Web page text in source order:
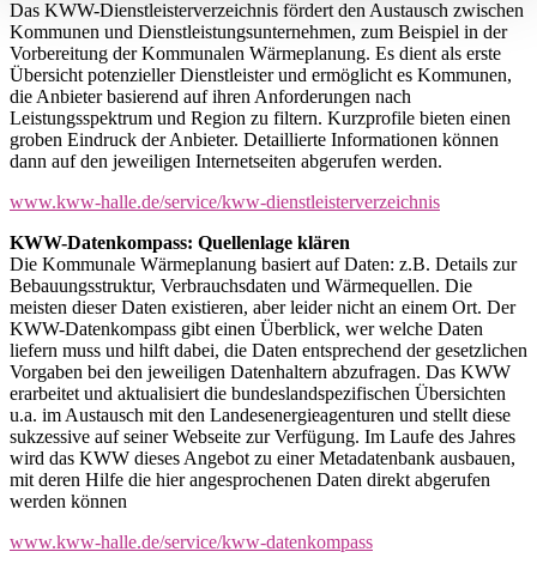
Das KWW-Dienstleisterverzeichnis fördert den Austausch zwischen
Kommunen und Dienstleistungsunternehmen, zum Beispiel in der
Vorbereitung der Kommunalen Wärmeplanung. Es dient als erste
Übersicht potenzieller Dienstleister und ermöglicht es Kommunen,
die Anbieter basierend auf ihren Anforderungen nach
Leistungsspektrum und Region zu filtern. Kurzprofile bieten einen
groben Eindruck der Anbieter. Detaillierte Informationen können
dann auf den jeweiligen Internetseiten abgerufen werden.
www.kww-halle.de/service/kww-dienstleisterverzeichnis
KWW-Datenkompass: Quellenlage klären
Die Kommunale Wärmeplanung basiert auf Daten: z.B. Details zur
Bebauungsstruktur, Verbrauchsdaten und Wärmequellen. Die
meisten dieser Daten existieren, aber leider nicht an einem Ort. Der
KWW-Datenkompass gibt einen Überblick, wer welche Daten
liefern muss und hilft dabei, die Daten entsprechend der gesetzlichen
Vorgaben bei den jeweiligen Datenhaltern abzufragen. Das KWW
erarbeitet und aktualisiert die bundeslandspezifischen Übersichten
u.a. im Austausch mit den Landesenergieagenturen und stellt diese
sukzessive auf seiner Webseite zur Verfügung. Im Laufe des Jahres
wird das KWW dieses Angebot zu einer Metadatenbank ausbauen,
mit deren Hilfe die hier angesprochenen Daten direkt abgerufen
werden können
www.kww-halle.de/service/kww-datenkompass